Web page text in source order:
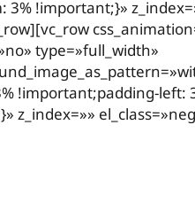
3% !important;}»
type=»full_width»
!important;padding-left:
z_index=»»